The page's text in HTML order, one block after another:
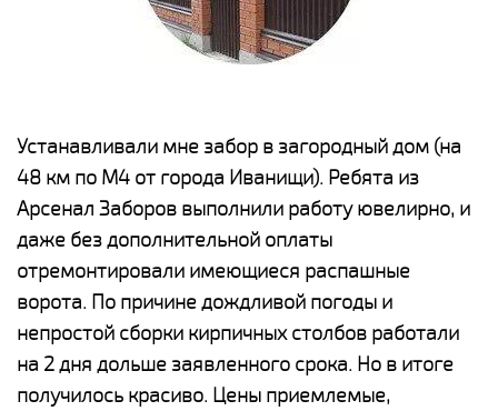
Устанавливали мне забор в загородный дом (на
48 км по М4 от города Иванищи). Ребята из
Арсенал Заборов выполнили работу ювелирно, и
даже без дополнительной оплаты
отремонтировали имеющиеся распашные
ворота. По причине дождливой погоды и
непростой сборки кирпичных столбов работали
на 2 дня дольше заявленного срока. Но в итоге
получилось красиво. Цены приемлемые,